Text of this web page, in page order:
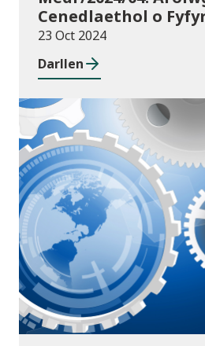
Cenedlaethol o
23 Oct 2024
Darllen